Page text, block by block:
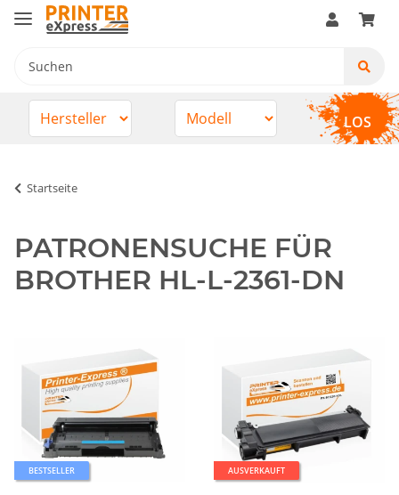
LOS
Startseite
PATRONENSUCHE FÜR
BROTHER HL-L-2361-DN
BESTSELLER AUSVERKAUFT